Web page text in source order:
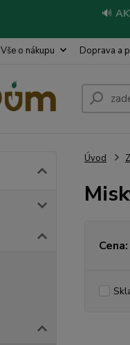
🔊
Vše o nákupu Doprava a
Úvod
Cena: